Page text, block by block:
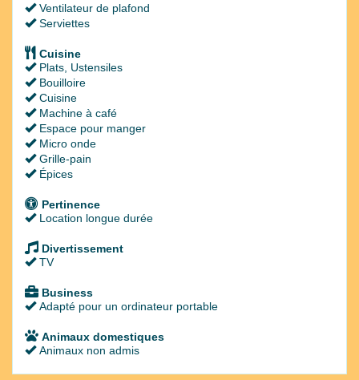
Ventilateur de plafond
Serviettes
Cuisine
Plats, Ustensiles
Bouilloire
Cuisine
Machine à café
Espace pour manger
Micro onde
Grille-pain
Épices
Pertinence
Location longue durée
Divertissement
TV
Business
Adapté pour un ordinateur portable
Animaux domestiques
Animaux non admis